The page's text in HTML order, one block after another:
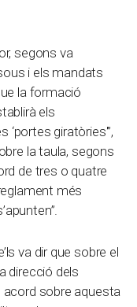
segons va
i els mandats
la formació
els
‘portes giratòries'”,
la taula, segons
de tres o quatre
més
va dir que sobre el
direcció dels
acord sobre aquesta